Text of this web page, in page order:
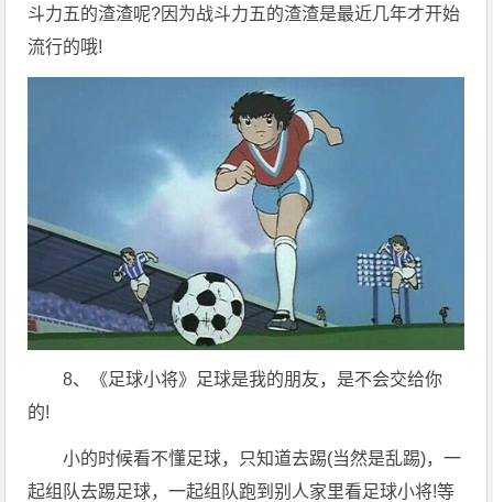
斗力五的渣渣呢?因为战斗力五的渣渣是最近几年才开始
流行的哦!
8、《足球小将》足球是我的朋友，是不会交给你
的!
小的时候看不懂足球，只知道去踢(当然是乱踢)，一
起组队去踢足球，一起组队跑到别人家里看足球小将!等